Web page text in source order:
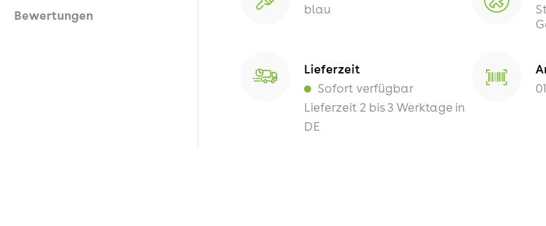
Bewertungen
blau
Lieferzeit
Sofort verfügbar
Lieferzeit 2 bis 3 Werktage in
DE